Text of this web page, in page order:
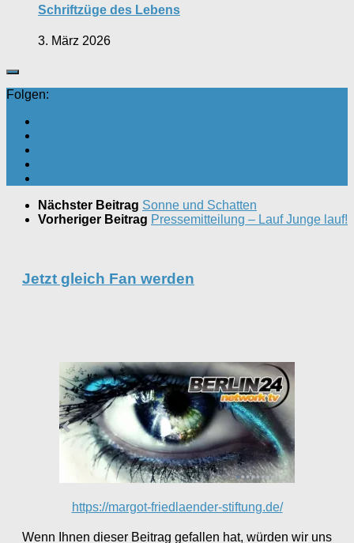
Schriftzüge des Lebens
3. März 2026
Folgen:
Nächster Beitrag Sonne und Schatten
Vorheriger Beitrag Pressemitteilung – Lauf Junge lauf!
Jetzt gleich Fan werden
https://margot-friedlaender-stiftung.de/
Wenn Ihnen dieser Beitrag gefallen hat, würden wir uns